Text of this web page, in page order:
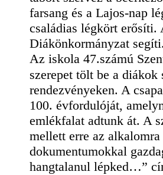
farsang és a Lajos-nap
családias légkört erősíti.
Diákönkormányzat
Az iskola 47.számú
szerepet tölt be a diákok
rendezvényeken. A
100. évfordulóját,
emlékfalat adtunk át. A
mellett erre az
dokumentumokkal
hangtalanul lépked…”